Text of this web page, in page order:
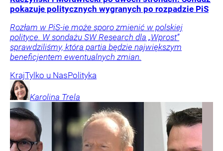
pokazuje politycznych wygranych po rozpadzie PiS
Rozłam w PiS-ie może sporo zmienić w polskiej
polityce. W sondażu SW Research dla „Wprost”
sprawdziliśmy, która partia będzie największym
beneficjentem ewentualnych zmian.
KrajTylko u NasPolityka
Karolina Trela